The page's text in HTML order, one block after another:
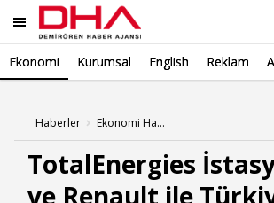
Ekonomi Kurumsal English Reklam
Haberler Ekonomi Haberleri
TotalEnergies
ve Renault ile